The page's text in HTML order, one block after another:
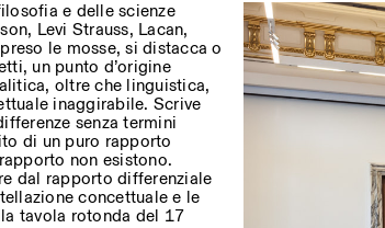
e delle scienze
Levi Strauss, Lacan,
le mosse, si distacca o
un punto d’origine
oltre che linguistica,
inaggirabile. Scrive
senza termini
di un puro rapporto
non esistono.
dal rapporto differenziale
concettuale e le
tavola rotonda del 17